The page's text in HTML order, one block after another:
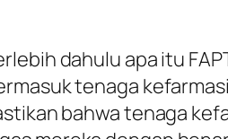
dahulu apa itu
tenaga
bahwa tenaga